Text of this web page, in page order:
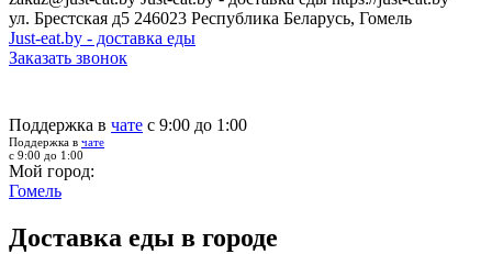
ул. Брестская д5 246023 Республика Беларусь, Гомель
Just-eat.by - доставка еды
Заказать звонок
Поддержка в чате с 9:00 до 1:00
Поддержка в чате
с 9:00 до 1:00
Мой город:
Гомель
Доставка еды в городе